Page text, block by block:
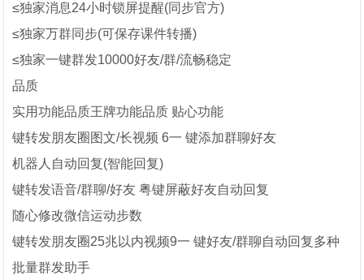
≤独家消息24小时锁屏提醒(同步官方)
≤独家万群同步(可保存课件转播)
≤独家一键群发10000好友/群/流畅稳定
品质
实用功能品质王牌功能品质 贴心功能
键转发朋友圈图文/长视频 6一 键添加群聊好友
机器人自动回复(智能回复)
键转发语音/群聊/好友 粤键屏蔽好友自动回复
随心修改微信运动步数
键转发朋友圈25兆以内视频9一 键好友/群聊自动回复多种
批量群发助手